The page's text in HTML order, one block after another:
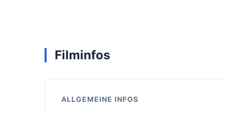
Filminfos
ALLGEMEINE INFOS